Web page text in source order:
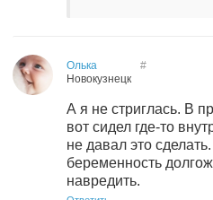
Олька
Новокузнецк
#
А я не стриглась. В
вот сидел где-то
не давал это
беременность
навредить.